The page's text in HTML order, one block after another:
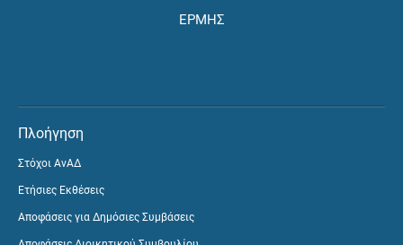
ΕΡΜΗΣ
Πλοήγηση
Στόχοι ΑνΑΔ
Ετήσιες Εκθέσεις
Αποφάσεις για Δημόσιες Συμβάσεις